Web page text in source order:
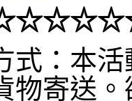
式：本
物寄送